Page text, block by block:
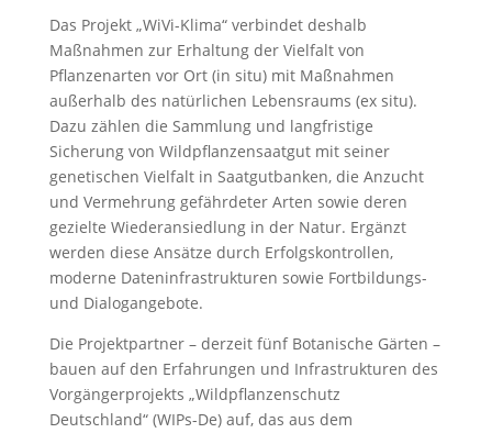
Das Projekt „WiVi-Klima“ verbindet deshalb
Maßnahmen zur Erhaltung der Vielfalt von
Pflanzenarten vor Ort (in situ) mit Maßnahmen
außerhalb des natürlichen Lebensraums (ex situ).
Dazu zählen die Sammlung und langfristige
Sicherung von Wildpflanzensaatgut mit seiner
genetischen Vielfalt in Saatgutbanken, die Anzucht
und Vermehrung gefährdeter Arten sowie deren
gezielte Wiederansiedlung in der Natur. Ergänzt
werden diese Ansätze durch Erfolgskontrollen,
moderne Dateninfrastrukturen sowie Fortbildungs-
und Dialogangebote.
Die Projektpartner – derzeit fünf Botanische Gärten –
bauen auf den Erfahrungen und Infrastrukturen des
Vorgängerprojekts „Wildpflanzenschutz
Deutschland“ (WIPs-De) auf, das aus dem